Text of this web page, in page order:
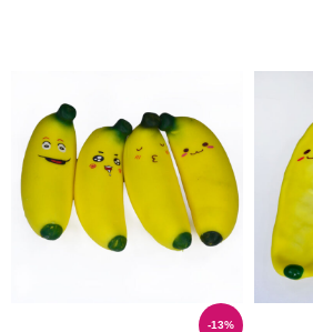
-13%